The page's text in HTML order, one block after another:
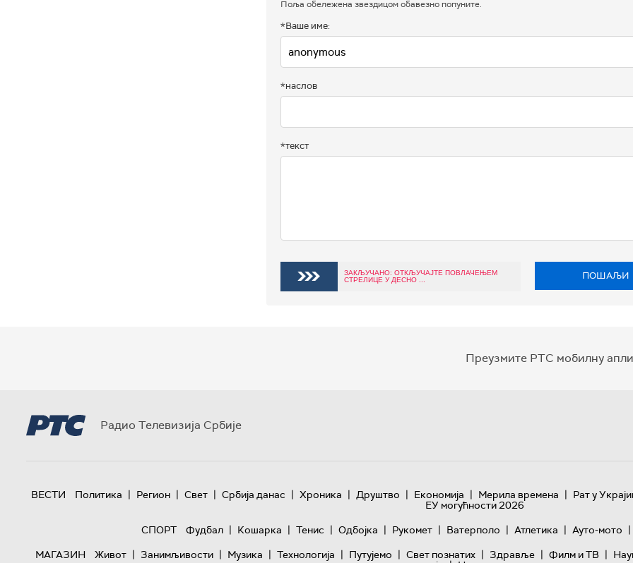
Поља обележена звездицом обавезно попуните.
*Ваше име:
*наслов
*текст
ЗАКЉУЧАНО: ОТКЉУЧАЈТЕ ПОВЛАЧЕЊЕМ
СТРЕЛИЦЕ У ДЕСНО ...
ПОШАЉИ
Преузмите РТС мобилну
Радио Телевизија Србије
ВЕСТИ Политика | Регион | Свет | Србија данас | Хроника | Друштво | Економија | Мерила времена | Рат у
ЕУ могућности 2026
СПОРТ
Фудбал | Кошарка | Тенис | Одбојка | Рукомет | Ватерполо | Атлетика | Ауто-мото |
МАГАЗИН Живот | Занимљивости | Музика | Технологијa | Путујемо | Свет познатих | Здравље | Филм и ТВ |